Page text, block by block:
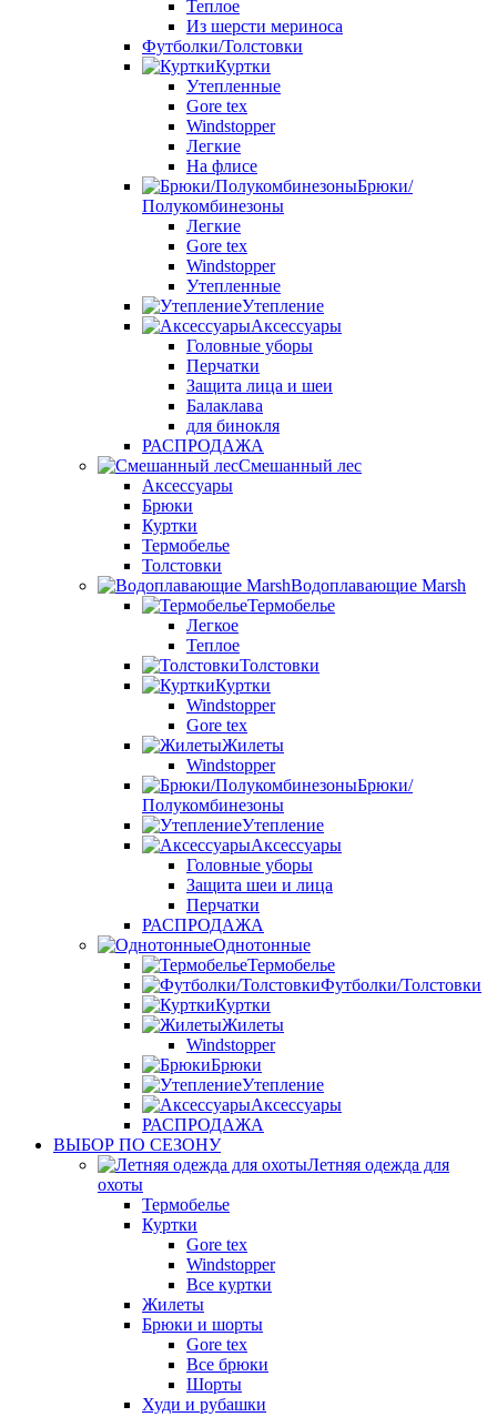
Теплое
Из шерсти мериноса
Футболки/Толстовки
Куртки
Утепленные
Gore tex
Windstopper
Легкие
На флисе
Брюки/
Полукомбинезоны
Легкие
Gore tex
Windstopper
Утепленные
Утепление
Аксессуары
Головные уборы
Перчатки
Защита лица и шеи
Балаклава
для бинокля
РАСПРОДАЖА
Смешанный лес
Аксессуары
Брюки
Куртки
Термобелье
Толстовки
Водоплавающие Marsh
Термобелье
Легкое
Теплое
Толстовки
Куртки
Windstopper
Gore tex
Жилеты
Windstopper
Брюки/
Полукомбинезоны
Утепление
Аксессуары
Головные уборы
Защита шеи и лица
Перчатки
РАСПРОДАЖА
Однотонные
Термобелье
Футболки/Толстовки
Куртки
Жилеты
Windstopper
Брюки
Утепление
Аксессуары
РАСПРОДАЖА
ВЫБОР ПО СЕЗОНУ
Летняя одежда для
охоты
Термобелье
Куртки
Gore tex
Windstopper
Все куртки
Жилеты
Брюки и шорты
Gore tex
Все брюки
Шорты
Худи и рубашки